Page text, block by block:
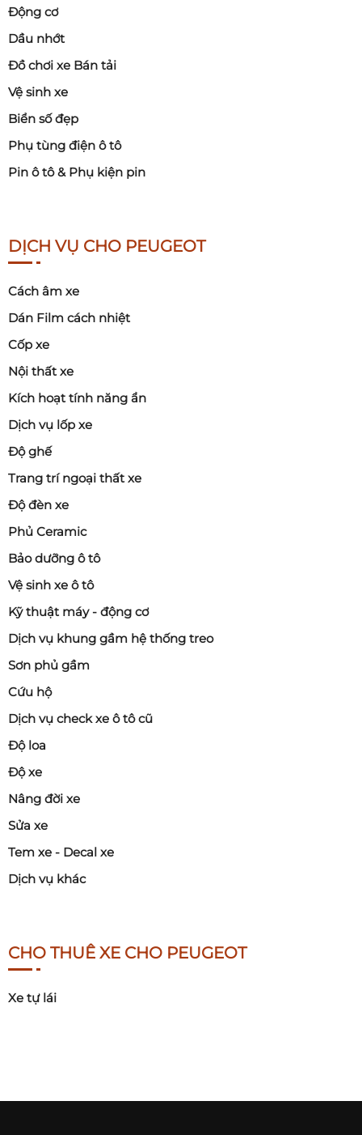
Động cơ
Dầu nhớt
Đồ chơi xe Bán tải
Vệ sinh xe
Biển số đẹp
Phụ tùng điện ô tô
Pin ô tô & Phụ kiện pin
DỊCH VỤ CHO PEUGEOT
Cách âm xe
Dán Film cách nhiệt
Cốp xe
Nội thất xe
Kích hoạt tính năng ẩn
Dịch vụ lốp xe
Độ ghế
Trang trí ngoại thất xe
Độ đèn xe
Phủ Ceramic
Bảo dưỡng ô tô
Vệ sinh xe ô tô
Kỹ thuật máy - động cơ
Dịch vụ khung gầm hệ thống treo
Sơn phủ gầm
Cứu hộ
Dịch vụ check xe ô tô cũ
Độ loa
Độ xe
Nâng đời xe
Sửa xe
Tem xe - Decal xe
Dịch vụ khác
CHO THUÊ XE CHO PEUGEOT
Xe tự lái